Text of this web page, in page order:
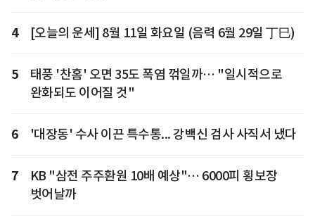
4 [오늘의 운세] 8월 11일 화요일 (음력 6월 29일 丁巳)
5
태풍 '찬홈' 오면 35도 폭염 꺾일까… "일시적으로
완화되도 이어질 것"
6 '대장동' 수사 이끈 특수통... 강백신 검사 사직서 냈다
7
KB "삼전 주주환원 10배 예상"… 6000피 횡보장
벗어날까